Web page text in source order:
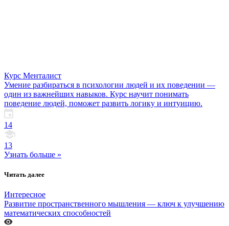
Курс Менталист
Умение разбираться в психологии людей и их поведении —
один из важнейших навыков. Курс научит понимать
поведение людей, поможет развить логику и интуицию.
14
13
Узнать больше »
Читать далее
Интересное
Развитие пространственного мышления — ключ к улучшению
математических способностей